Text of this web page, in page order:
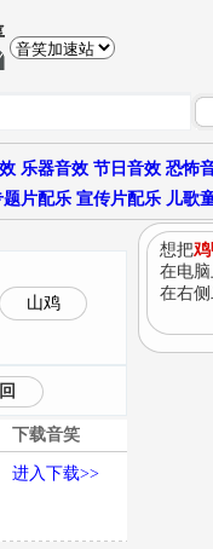
乐器音效 节日音效 恐怖
题片配乐 宣传片配乐 儿歌
山鸡
下载音笑
进入下载>>
想把鸡
在电脑
在右